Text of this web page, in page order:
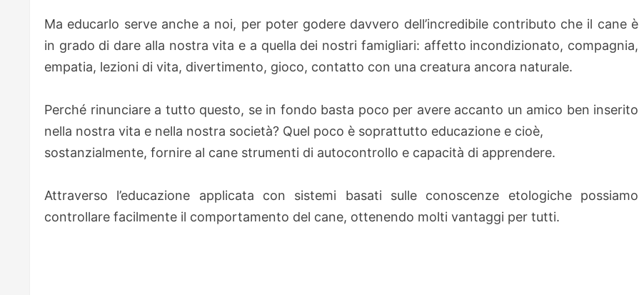
Ma educarlo serve anche a noi, per poter godere davvero dell’incredibile contributo che il cane è
in grado di dare alla nostra vita e a quella dei nostri famigliari: affetto incondizionato, compagnia,
empatia, lezioni di vita, divertimento, gioco, contatto con una creatura ancora naturale.
Perché rinunciare a tutto questo, se in fondo basta poco per avere accanto un amico ben inserito
nella nostra vita e nella nostra società? Quel poco è soprattutto educazione e cioè,
sostanzialmente, fornire al cane strumenti di autocontrollo e capacità di apprendere.
Attraverso l’educazione applicata con sistemi basati sulle conoscenze etologiche possiamo
controllare facilmente il comportamento del cane, ottenendo molti vantaggi per tutti.